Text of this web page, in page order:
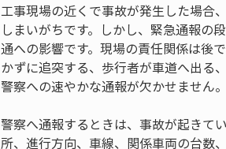
工事現場の近くで事故が発生した場合
しまいがちです。しかし、緊急通報の
通への影響です。現場の責任関係は後
かずに追突する、歩行者が車道へ出る
警察への速やかな通報が欠かせません。
警察へ通報するときは、事故が起きて
所、進行方向、車線、関係車両の台数